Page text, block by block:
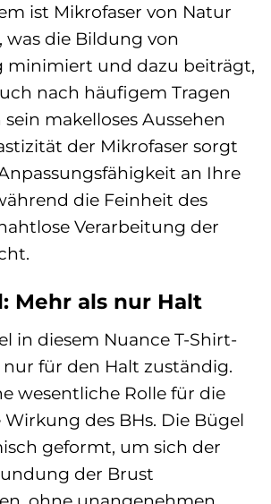
ist Mikrofaser von Natur
was die Bildung von
minimiert und dazu beiträgt,
nach häufigem Tragen
makelloses Aussehen
der Mikrofaser sorgt
an Ihre
die Feinheit des
Verarbeitung der
Mehr als nur Halt
in diesem Nuance T-Shirt-
für den Halt zuständig.
wesentliche Rolle für die
des BHs. Die Bügel
geformt, um sich der
der Brust